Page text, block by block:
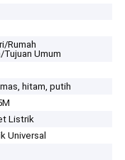
Rumah
Umum
hitam, putih
Listrik
Universal